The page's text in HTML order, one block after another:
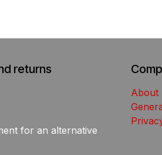
returns
for an alternative
About